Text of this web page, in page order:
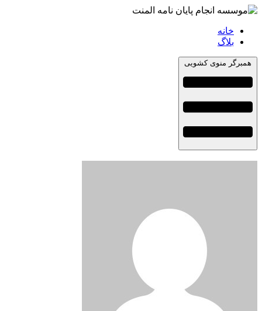
خانه
بلاگ
همبرگر منوی کشویی